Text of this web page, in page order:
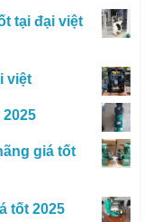
tại đại việt
việt
giá tốt
tốt 2025